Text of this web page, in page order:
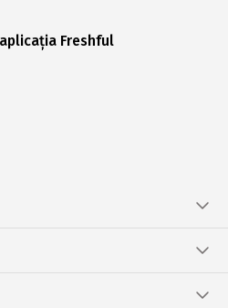
Freshful